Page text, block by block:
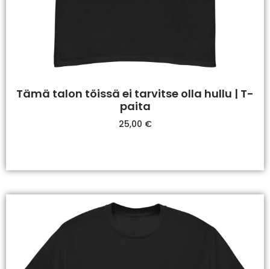
Tämä talon töissä ei tarvitse olla hullu | T-
paita
25,00 €